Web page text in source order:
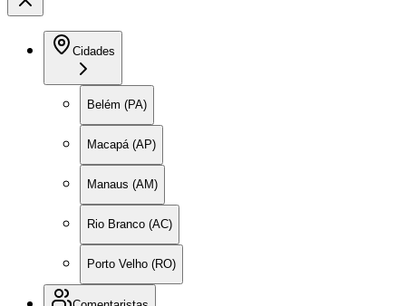
Cidades
Belém (PA)
Macapá (AP)
Manaus (AM)
Rio Branco (AC)
Porto Velho (RO)